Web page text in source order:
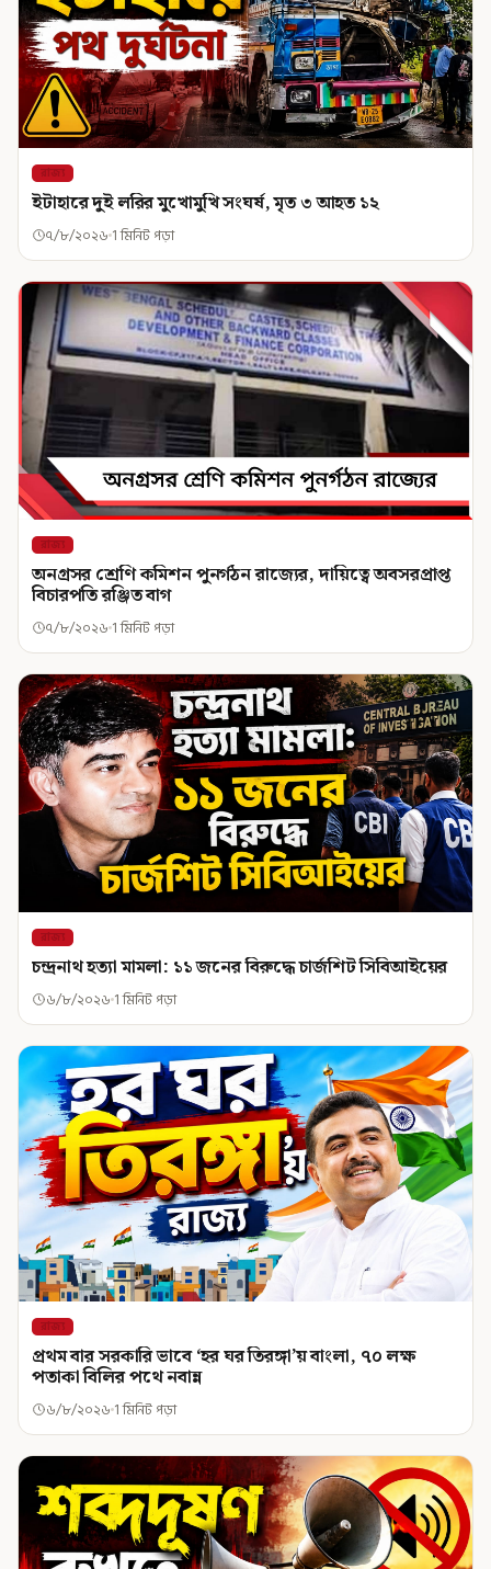
রাজ্য
ইটাহারে দুই লরির মুখোমুখি সংঘর্ষ, মৃত ৩ আহত ১২
৭/৮/২০২৬ 1 মিনিট পড়া
রাজ্য
অনগ্রসর শ্রেণি কমিশন পুনর্গঠন রাজ্যের, দায়িত্বে অবসরপ্রাপ্ত
বিচারপতি রঞ্জিত বাগ
৭/৮/২০২৬ 1 মিনিট পড়া
রাজ্য
চন্দ্রনাথ হত্যা মামলা: ১১ জনের বিরুদ্ধে চার্জশিট সিবিআইয়ের
৬/৮/২০২৬ 1 মিনিট পড়া
রাজ্য
প্রথম বার সরকারি ভাবে ‘হর ঘর তিরঙ্গা’য় বাংলা, ৭০ লক্ষ
পতাকা বিলির পথে নবান্ন
৬/৮/২০২৬ 1 মিনিট পড়া